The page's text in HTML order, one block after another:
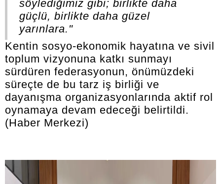
söylediğimiz gibi; birlikte daha
güçlü, birlikte daha güzel
yarınlara."
Kentin sosyo-ekonomik hayatına ve sivil
toplum vizyonuna katkı sunmayı
sürdüren federasyonun, önümüzdeki
süreçte de bu tarz iş birliği ve
dayanışma organizasyonlarında aktif rol
oynamaya devam edeceği belirtildi.
(Haber Merkezi)